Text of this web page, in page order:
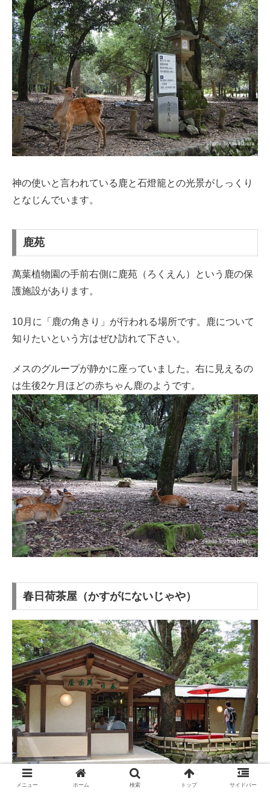
神の使いと言われている鹿と石燈籠との光景がしっくり
となじんでいます。
鹿苑
萬葉植物園の手前右側に鹿苑（ろくえん）という鹿の保
護施設があります。
10月に「鹿の角きり」が行われる場所です。鹿について
知りたいという方はぜひ訪れて下さい。
メスのグループが静かに座っていました。右に見えるの
は生後2ケ月ほどの赤ちゃん鹿のようです。
春日荷茶屋（かすがにないじゃや）
メニュー ホーム 検索 トップ サイドバー